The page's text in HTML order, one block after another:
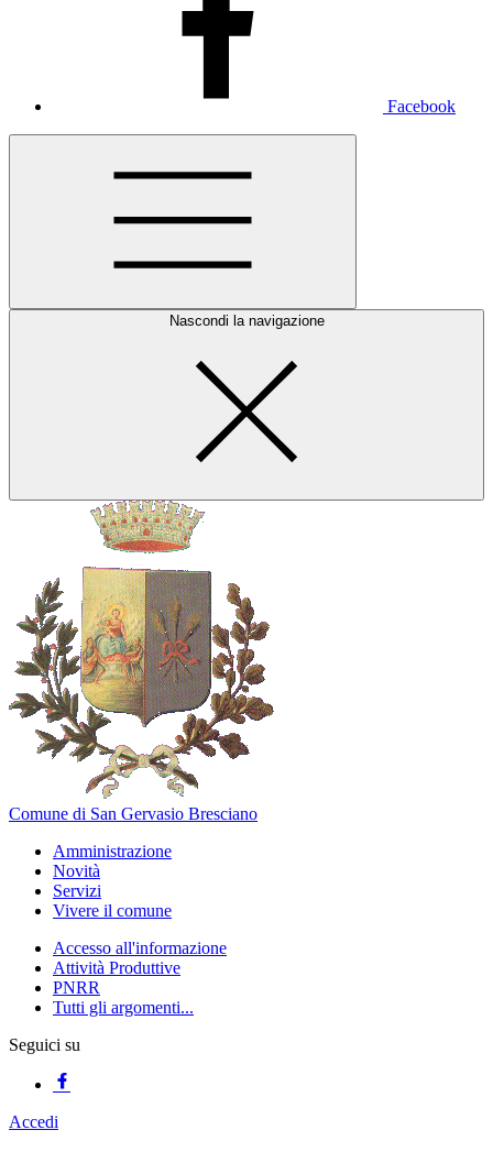
Facebook
Nascondi la navigazione
Comune di San Gervasio Bresciano
Amministrazione
Novità
Servizi
Vivere il comune
Accesso all'informazione
Attività Produttive
PNRR
Tutti gli argomenti...
Seguici su
Accedi